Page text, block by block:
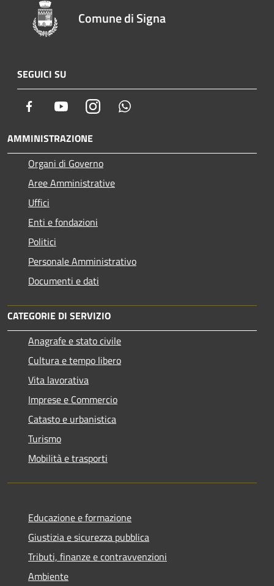
Comune di Signa
SEGUICI SU
Facebook YoutubeInstagram
AMMINISTRAZIONE
Organi di Governo
Aree Amministrative
Uffici
Enti e fondazioni
Politici
Personale Amministrativo
Documenti e dati
CATEGORIE DI SERVIZIO
Anagrafe e stato civile
Cultura e tempo libero
Vita lavorativa
Imprese e Commercio
Catasto e urbanistica
Turismo
Mobilità e trasporti
Educazione e formazione
Giustizia e sicurezza pubblica
Tributi, finanze e contravvenzioni
Ambiente